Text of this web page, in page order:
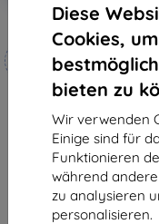
Diese
Cookies,
bieten zu
Wir verwenden
Einige sind für
Funktionieren
während
zu analysieren
personalisieren.
3mk Hammer
Maßgeschneidert
hergestellt
19,90 €
17,91 €
Auf Lager 3 Stk.